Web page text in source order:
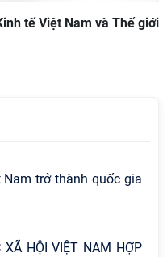
tế Việt Nam và Thế giới
trở thành quốc gia
HỘI VIỆT NAM HỢP